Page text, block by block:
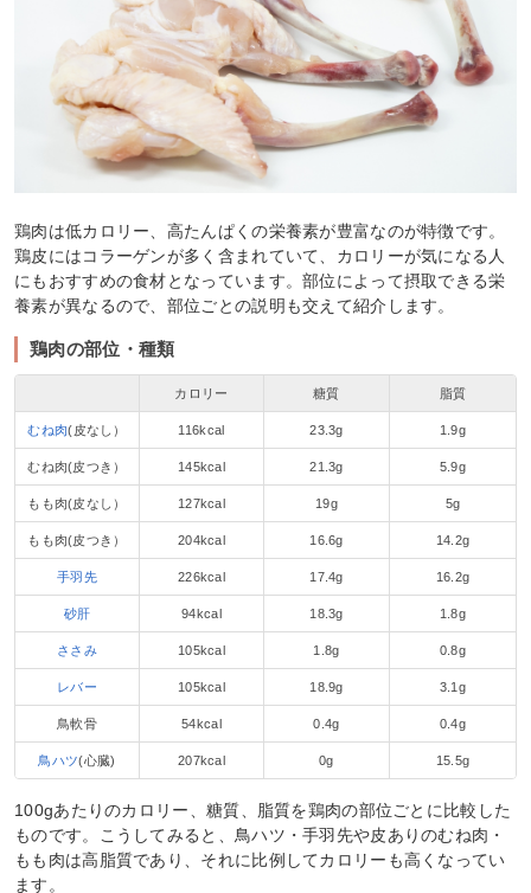
鶏肉は低カロリー、高たんぱくの栄養素が豊富なのが特徴です。
鶏皮にはコラーゲンが多く含まれていて、カロリーが気になる人
にもおすすめの食材となっています。部位によって摂取できる栄
養素が異なるので、部位ごとの説明も交えて紹介します。
鶏肉の部位・種類
カロリー 糖質 脂質
むね肉(皮なし） 116kcal 23.3g 1.9g
むね肉(皮つき） 145kcal 21.3g 5.9g
もも肉(皮なし） 127kcal 19g 5g
もも肉(皮つき） 204kcal 16.6g 14.2g
手羽先 226kcal 17.4g 16.2g
砂肝 94kcal 18.3g 1.8g
ささみ 105kcal 1.8g 0.8g
レバー 105kcal 18.9g 3.1g
鳥軟骨 54kcal 0.4g 0.4g
鳥ハツ(心臓) 207kcal 0g 15.5g
100gあたりのカロリー、糖質、脂質を鶏肉の部位ごとに比較した
ものです。こうしてみると、鳥ハツ・手羽先や皮ありのむね肉・
もも肉は高脂質であり、それに比例してカロリーも高くなってい
ます。